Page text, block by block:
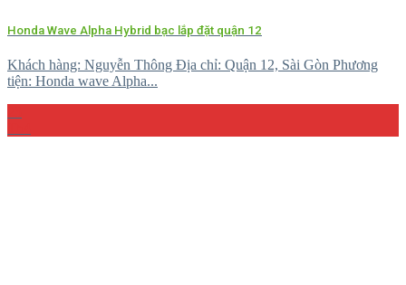
Honda Wave Alpha Hybrid bạc lắp đặt quận 12
Khách hàng: Nguyễn Thông Địa chỉ: Quận 12, Sài Gòn Phương
tiện: Honda wave Alpha...